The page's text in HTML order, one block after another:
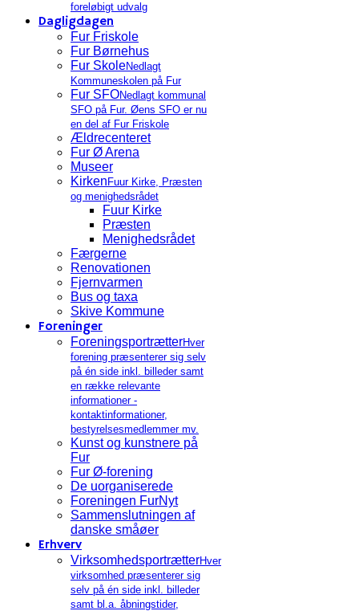
foreløbigt udvalg
Dagligdagen
Fur Friskole
Fur Børnehus
Fur SkoleNedlagt
Kommuneskolen på Fur
Fur SFONedlagt kommunal
SFO på Fur. Øens SFO er nu
en del af Fur Friskole
Ældrecenteret
Fur Ø Arena
Museer
Kirken Fuur Kirke, Præsten
og menighedsrådet
Fuur Kirke
Præsten
Menighedsrådet
Færgerne
Renovationen
Fjernvarmen
Bus og taxa
Skive Kommune
Foreninger
ForeningsportrætterHver
forening præsenterer sig selv
på én side inkl. billeder samt
en række relevante
informationer -
kontaktinformationer,
bestyrelsesmedlemmer mv.
Kunst og kunstnere på
Fur
Fur Ø-forening
De uorganiserede
Foreningen FurNyt
Sammenslutningen af
danske småøer
Erhverv
VirksomhedsportrætterHver
virksomhed præsenterer sig
selv på én side inkl. billeder
samt bl.a. åbningstider,